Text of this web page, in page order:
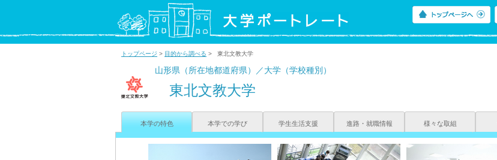
トップページ > 目的から調べる > 東北文教大学
山形県（所在地都道府県）／大学（学校種別）
東北文教大学
本学の特色 本学での学び 学生生活支援 進路・就職情報 様々な取組